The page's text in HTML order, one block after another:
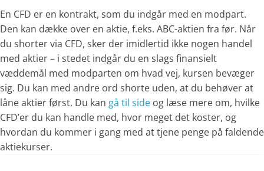
En CFD er en kontrakt, som du indgår med en modpart.
Den kan dække over en aktie, f.eks. ABC-aktien fra før. Når
du shorter via CFD, sker der imidlertid ikke nogen handel
med aktier – i stedet indgår du en slags finansielt
væddemål med modparten om hvad vej, kursen bevæger
sig. Du kan med andre ord shorte uden, at du behøver at
låne aktier først. Du kan gå til side og læse mere om, hvilke
CFD’er du kan handle med, hvor meget det koster, og
hvordan du kommer i gang med at tjene penge på faldende
aktiekurser.